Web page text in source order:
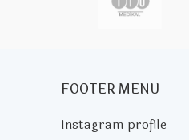
FOOTER MENU
Instagram profile